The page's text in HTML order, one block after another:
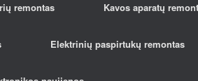
remontas Kavos aparatų
Elektrinių paspirtukų remontas